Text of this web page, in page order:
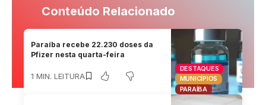
Conteúdo Relacionado
DESTAQUES
MUNICÍPIOS
PARAÍBA
Paraíba recebe 22.230 doses da
Pfizer nesta quarta-feira
1 MIN. LEITURA